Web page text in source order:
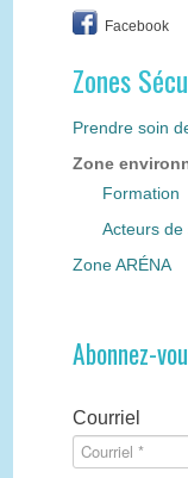
Facebook
Zones
Prendre soin
Zone
Formation
Acteurs de
Zone ARÉNA
Abonnez-
Courriel